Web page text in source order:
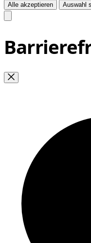
Alle akzeptieren Auswahl